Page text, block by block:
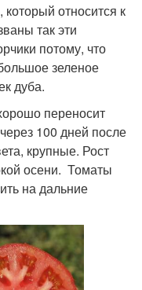
относится к
так эти
потому, что
зеленое
дуба.
переносит
100 дней после
крупные. Рост
осени. Томаты
на дальние